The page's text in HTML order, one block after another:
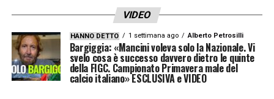
VIDEO
HANNO DETTO 1 settimana ago Alberto Petrosilli
Bargiggia: «Mancini voleva solo la Nazionale. Vi
svelo cosa è successo davvero dietro le quinte
della FIGC. Campionato Primavera male del
calcio italiano» ESCLUSIVA e VIDEO